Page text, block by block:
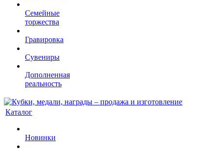
Семейные
торжества
Гравировка
Сувениры
Дополненная
реальность
Каталог
Новинки